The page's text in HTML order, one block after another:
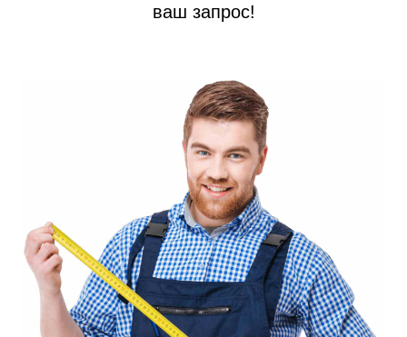
ваш запрос!
+7 (913) 031 41 21
info@prom124.ru
г. Красноярск
ул. Мартынова, 30